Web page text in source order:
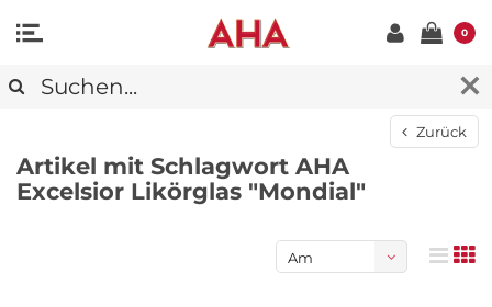
0
Zurück
Artikel mit Schlagwort AHA
Excelsior Likörglas "Mondial"
Am